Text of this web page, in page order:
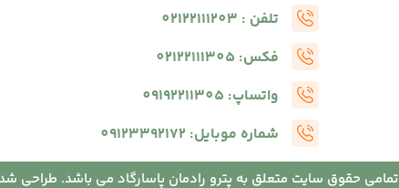
تلفن : 02122111203
فکس: 02122111305
واتساپ: 09192211305
شماره موبایل: 09123392172
تمامی حقوق سایت متعلق به پترو رادمان پاسارگاد می باشد. طراحی